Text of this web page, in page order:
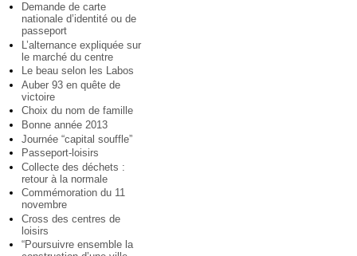
Demande de carte
nationale d’identité ou de
passeport
L’alternance expliquée sur
le marché du centre
Le beau selon les Labos
Auber 93 en quête de
victoire
Choix du nom de famille
Bonne année 2013
Journée “capital souffle”
Passeport-loisirs
Collecte des déchets :
retour à la normale
Commémoration du 11
novembre
Cross des centres de
loisirs
“Poursuivre ensemble la